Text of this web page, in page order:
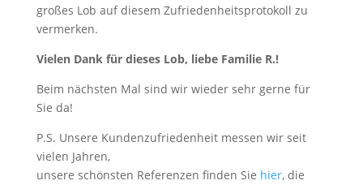
großes Lob auf diesem Zufriedenheitsprotokoll zu
vermerken.
Vielen Dank für dieses Lob, liebe Familie R.!
Beim nächsten Mal sind wir wieder sehr gerne für
Sie da!
P.S. Unsere Kundenzufriedenheit messen wir seit
vielen Jahren,
unsere schönsten Referenzen finden Sie hier, die